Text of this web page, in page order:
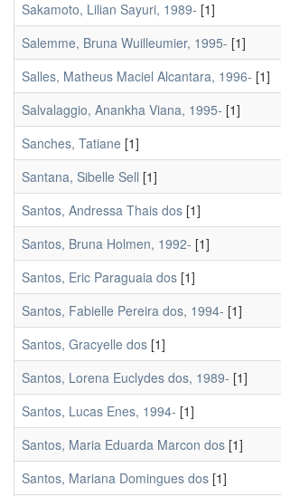
Sakamoto, Lilian Sayuri, 1989- [1]
Salemme, Bruna Wuilleumier, 1995- [1]
Salles, Matheus Maciel Alcantara, 1996- [1]
Salvalaggio, Anankha Viana, 1995- [1]
Sanches, Tatiane [1]
Santana, Sibelle Sell [1]
Santos, Andressa Thais dos [1]
Santos, Bruna Holmen, 1992- [1]
Santos, Eric Paraguaia dos [1]
Santos, Fabielle Pereira dos, 1994- [1]
Santos, Gracyelle dos [1]
Santos, Lorena Euclydes dos, 1989- [1]
Santos, Lucas Enes, 1994- [1]
Santos, Maria Eduarda Marcon dos [1]
Santos, Mariana Domingues dos [1]